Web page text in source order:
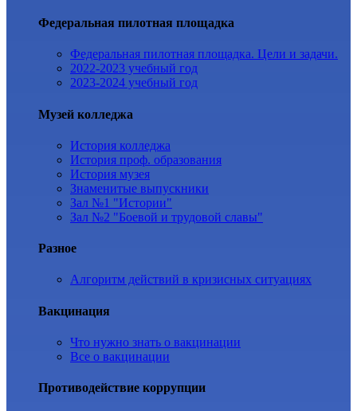
Федеральная пилотная площадка
Федеральная пилотная площадка. Цели и задачи.
2022-2023 учебный год
2023-2024 учебный год
Музей колледжа
История колледжа
История проф. образования
История музея
Знаменитые выпускники
Зал №1 "Истории"
Зал №2 "Боевой и трудовой славы"
Разное
Алгоритм действий в кризисных ситуациях
Вакцинация
Что нужно знать о вакцинации
Все о вакцинации
Противодействие коррупции